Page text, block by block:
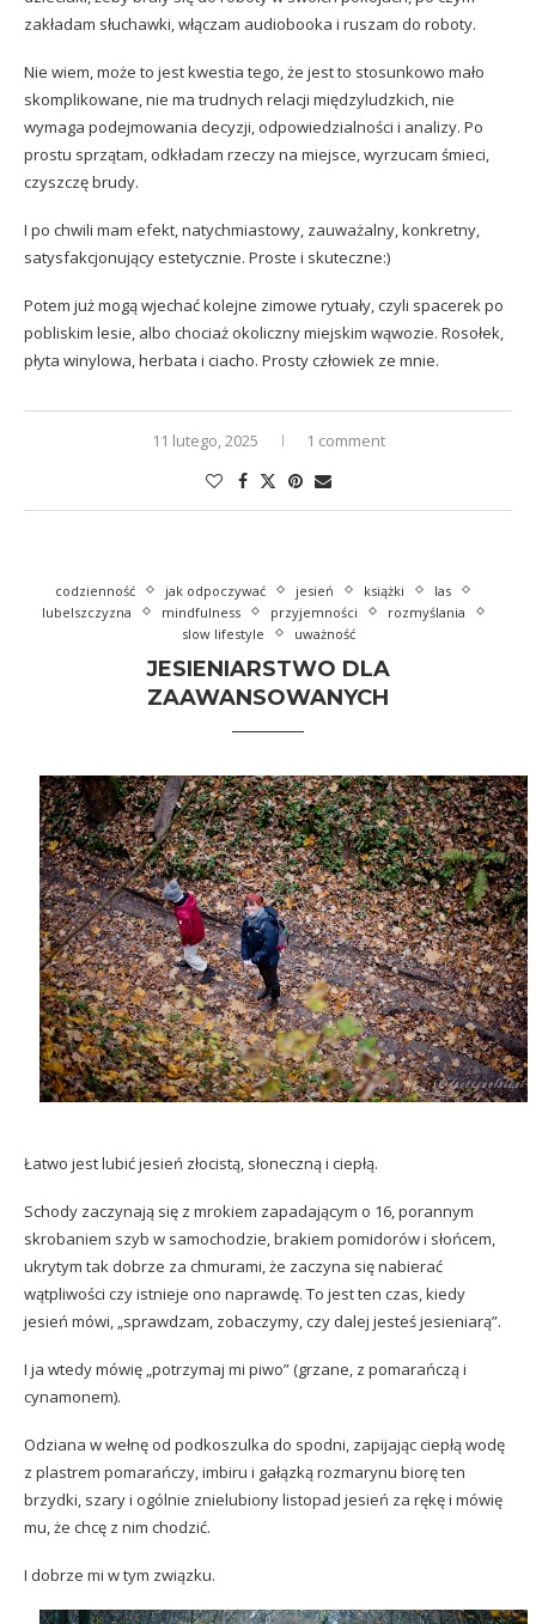
zakładam słuchawki, włączam audiobooka i ruszam do roboty.
Nie wiem, może to jest kwestia tego, że jest to stosunkowo mało
skomplikowane, nie ma trudnych relacji międzyludzkich, nie
wymaga podejmowania decyzji, odpowiedzialności i analizy. Po
prostu sprzątam, odkładam rzeczy na miejsce, wyrzucam śmieci,
czyszczę brudy.
I po chwili mam efekt, natychmiastowy, zauważalny, konkretny,
satysfakcjonujący estetycznie. Proste i skuteczne:)
Potem już mogą wjechać kolejne zimowe rytuały, czyli spacerek po
pobliskim lesie, albo chociaż okoliczny miejskim wąwozie. Rosołek,
płyta winylowa, herbata i ciacho. Prosty człowiek ze mnie.
11 lutego, 2025 1 comment
codzienność jak odpoczywać jesień książki
las
lubelszczyzna
mindfulness przyjemności
rozmyślania
slow lifestyle
uważność
JESIENIARSTWO DLA
ZAAWANSOWANYCH
Łatwo jest lubić jesień złocistą, słoneczną i ciepłą.
Schody zaczynają się z mrokiem zapadającym o 16, porannym
skrobaniem szyb w samochodzie, brakiem pomidorów i słońcem,
ukrytym tak dobrze za chmurami, że zaczyna się nabierać
wątpliwości czy istnieje ono naprawdę. To jest ten czas, kiedy
jesień mówi, „sprawdzam, zobaczymy, czy dalej jesteś jesieniarą”.
I ja wtedy mówię „potrzymaj mi piwo” (grzane, z pomarańczą i
cynamonem).
Odziana w wełnę od podkoszulka do spodni, zapijając ciepłą wodę
z plastrem pomarańczy, imbiru i gałązką rozmarynu biorę ten
brzydki, szary i ogólnie znielubiony listopad jesień za rękę i mówię
mu, że chcę z nim chodzić.
I dobrze mi w tym związku.